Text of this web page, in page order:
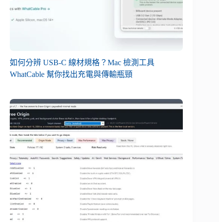
如何分辨 USB-C 線材規格？Mac 檢測工具
WhatCable 幫你找出充電與傳輸瓶頸